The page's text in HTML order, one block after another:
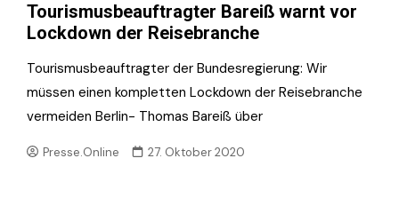
Tourismusbeauftragter Bareiß warnt vor
Lockdown der Reisebranche
Tourismusbeauftragter der Bundesregierung: Wir
müssen einen kompletten Lockdown der Reisebranche
vermeiden Berlin- Thomas Bareiß über
Presse.Online 27. Oktober 2020